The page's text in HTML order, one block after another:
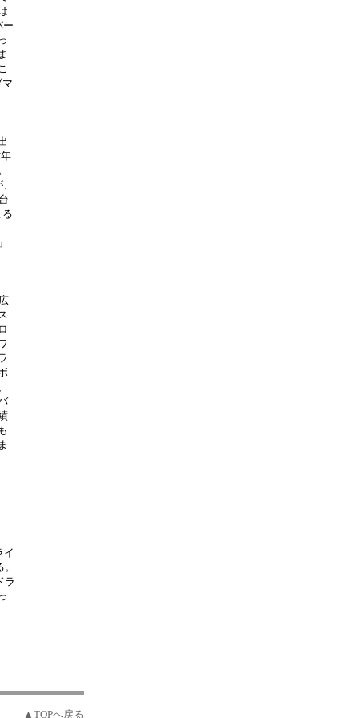
ー
イ
ラ
▲TOPへ戻る